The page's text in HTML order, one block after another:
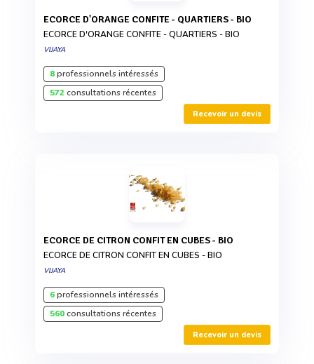
ECORCE D'ORANGE CONFITE - QUARTIERS - BIO
ECORCE D'ORANGE CONFITE - QUARTIERS - BIO
VIJAYA
8professionnels intéressés
572consultations récentes
Recevoir un devis
ECORCE DE CITRON CONFIT EN CUBES - BIO
ECORCE DE CITRON CONFIT EN CUBES - BIO
VIJAYA
6professionnels intéressés
560consultations récentes
Recevoir un devis